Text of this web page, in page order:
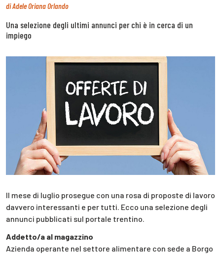
diAdele Oriana Orlando
Una selezione degli ultimi annunci per chi è in cerca di un
impiego
Il mese di luglio prosegue con una rosa di proposte di lavoro
davvero interessanti e per tutti. Ecco una selezione degli
annunci pubblicati sul portale trentino.
Addetto/a al magazzino
Azienda operante nel settore alimentare con sede a Borgo